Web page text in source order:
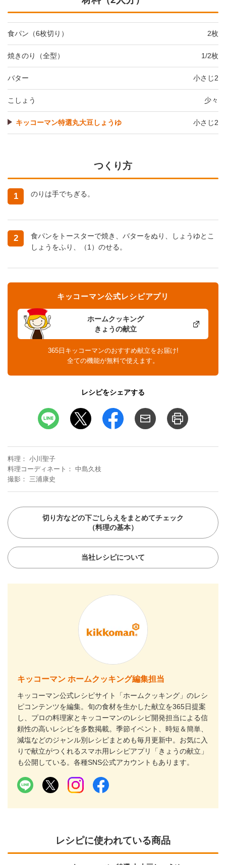
食パン（6枚切り） 2枚
焼きのり（全型） 1/2枚
バター 小さじ2
こしょう 少々
キッコーマン特選丸大豆しょうゆ 小さじ2
つくり方
1 のりは手でちぎる。
2
食パンをトースターで焼き、バターをぬり、しょうゆとこ
しょうをふり、（1）のせる。
ホームクッキング
きょうの献立
キッコーマン公式レシピアプリ
365日キッコーマンのおすすめ献立をお届け!
全ての機能が無料で使えます。
レシピをシェアする
料理
小川聖子
料理コーディネート
中島久枝
撮影
三浦康史
切り方などの下ごしらえをまとめてチェック
（料理の基本）
当社レシピについて
キッコーマン ホームクッキング編集担当
キッコーマン公式レシピサイト「ホームクッキング」のレシ
ピコンテンツを編集。旬の食材を生かした献立を365日提案
し、プロの料理家とキッコーマンのレシピ開発担当による信
頼性の高いレシピを多数掲載。季節イベント、時短＆簡単、
減塩などのジャンル別レシピまとめも毎月更新中。お気に入
りで献立がつくれるスマホ用レシピアプリ「きょうの献立」
も公開している。各種SNS公式アカウントもあります。
レシピに使われている商品